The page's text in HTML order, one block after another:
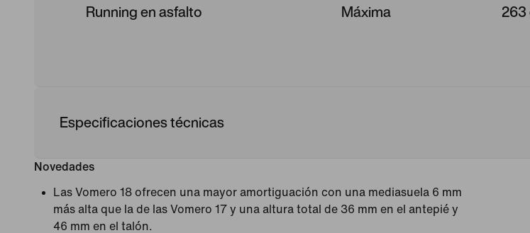
Running en asfalto Máxima
263
Especificaciones técnicas
Novedades
Las Vomero 18 ofrecen una mayor amortiguación con una mediasuela 6 mm
más alta que la de las Vomero 17 y una altura total de 36 mm en el antepié y
46 mm en el talón.